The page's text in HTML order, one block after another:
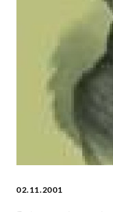
Deutsche
02.11.2001